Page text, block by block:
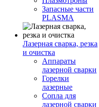
Запасные части
PLASMA
Лазерная сварка, резка
и очистка
Аппараты
лазерной сварки
Горелки
лазерные
Сопла для
лазерной сварки